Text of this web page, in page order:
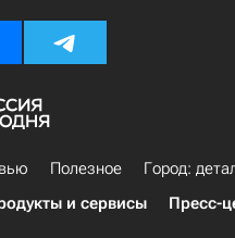
Полезное
Город:
и сервисы Пресс-